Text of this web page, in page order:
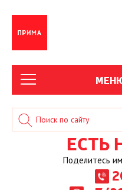
ЕСТЬ
Поделитесь